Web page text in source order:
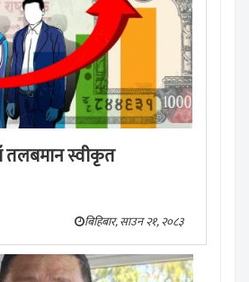
तलबमान स्वीकृत
बिहिबार, साउन २१, २०८३